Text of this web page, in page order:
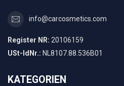
info@carcosmetics.com
Register NR: 20106159
USt-IdNr.: NL8107.88.536B01
KATEGORIEN